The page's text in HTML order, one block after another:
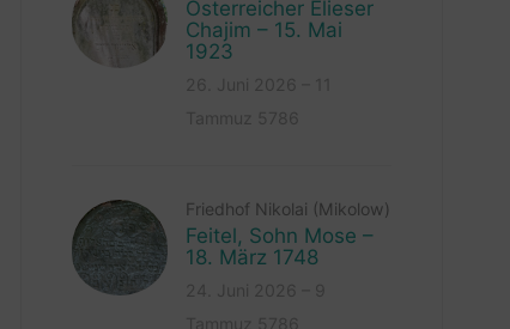
Österreicher Elieser
Chajim – 15. Mai
1923
Friedhof Nikolai (Mikolow)
Feitel, Sohn Mose –
18. März 1748